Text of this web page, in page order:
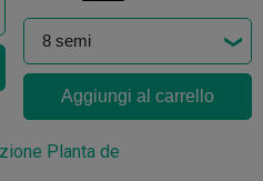
Aggiungi al carrello